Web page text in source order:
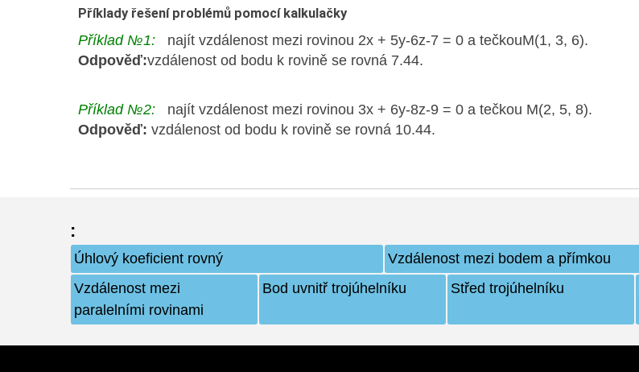
Příklady řešení problémů pomocí kalkulačky
Příklad №1:
najít vzdálenost mezi rovinou 2x + 5y-6z-7 = 0 a tečkouM(1, 3, 6).
Odpověď:vzdálenost od bodu k rovině se rovná 7.44.
Příklad №2:
najít vzdálenost mezi rovinou 3x + 6y-8z-9 = 0 a tečkou M(2, 5, 8).
Odpověď: vzdálenost od bodu k rovině se rovná 10.44.
:
Úhlový koeficient rovný Vzdálenost mezi bodem a přímkou
Vzdálenost mezi
paralelními rovinami
Bod uvnitř trojúhelníku Střed trojúhelníku